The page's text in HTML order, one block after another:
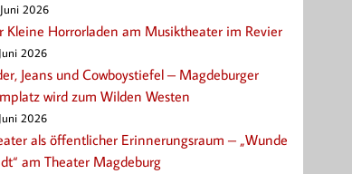
2026
Kleine Horrorladen am Musiktheater im Revier
2026
Jeans und Cowboystiefel – Magdeburger
wird zum Wilden Westen
2026
als öffentlicher Erinnerungsraum – „Wunde
am Theater Magdeburg